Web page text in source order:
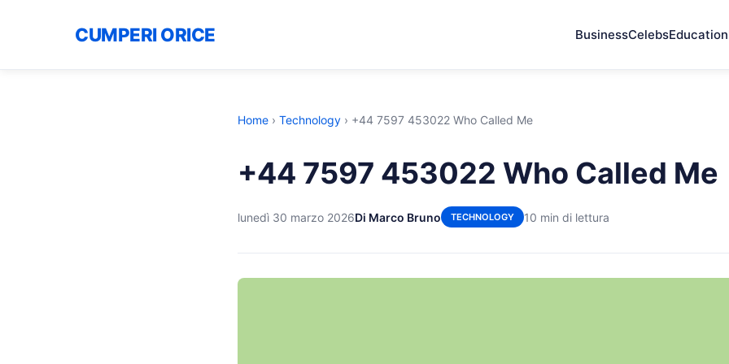
CUMPERI ORICE BusinessCelebsEducation
Home › Technology › +44 7597 453022 Who Called Me
+44 7597 453022 Who Called Me
lunedì 30 marzo 2026Di Marco Bruno TECHNOLOGY 10 min di lettura